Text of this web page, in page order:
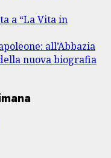
a “La Vita in
all’Abbazia
nuova biografia